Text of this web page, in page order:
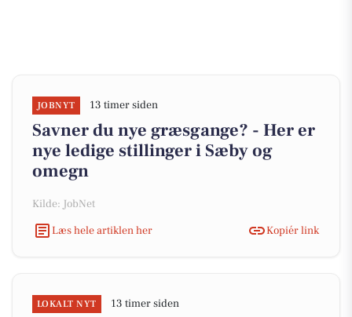
JOBNYT 13 timer siden
Savner du nye græsgange? - Her er
nye ledige stillinger i Sæby og
omegn
Kilde: JobNet
Læs hele artiklen her
Kopiér link
LOKALT NYT 13 timer siden